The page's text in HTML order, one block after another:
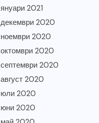
януари 2021
декември 2020
ноември 2020
октомври 2020
септември 2020
август 2020
юли 2020
юни 2020